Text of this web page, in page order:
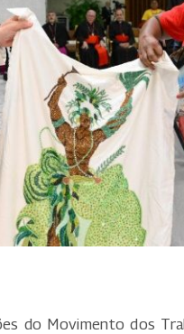
do Movimento dos